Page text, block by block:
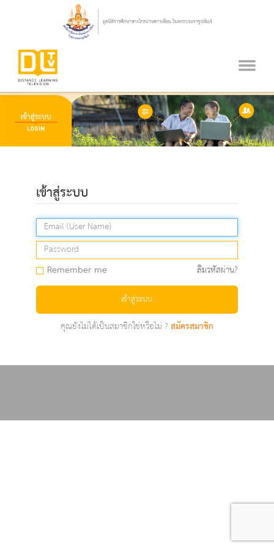
เข้าสู่ระบบ
Remember me ลืมรหัสผ่าน?
เข้าสู่ระบบ
คุณยังไม่ได้เป็นสมาชิกใช่หรือไม่ ?สมัครสมาชิก